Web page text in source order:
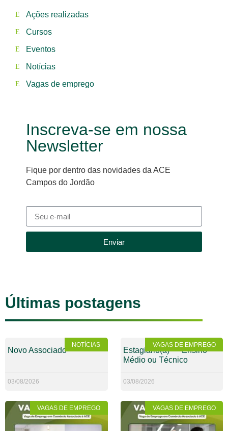
Ações realizadas
Cursos
Eventos
Notícias
Vagas de emprego
Inscreva-se em nossa
Newsletter
Fique por dentro das novidades da ACE
Campos do Jordão
Enviar
Últimas postagens
NOTÍCIAS
Novo Associado
03/08/2026
VAGAS DE EMPREGO
Estagiário(a) — Ensino
Médio ou Técnico
03/08/2026
VAGAS DE EMPREGO VAGAS DE EMPREGO